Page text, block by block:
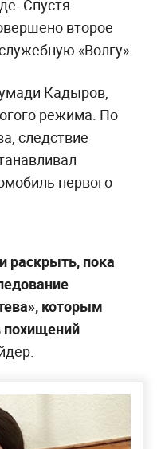
Спустя
второе
«Волгу».
Кадыров,
режима. По
следствие
первого
раскрыть, пока
которым
похищений